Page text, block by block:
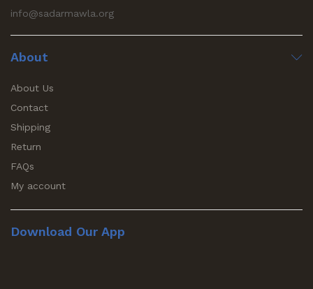
info@sadarmawla.org
About
About Us
Contact
Shipping
Return
FAQs
My account
Download Our App